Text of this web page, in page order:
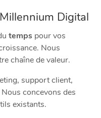
Digital
temps pour vos
Nous
chaîne de valeur.
support client,
concevons des
existants.